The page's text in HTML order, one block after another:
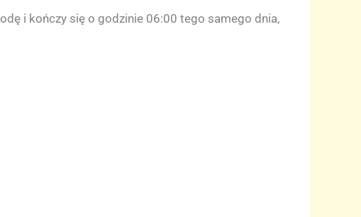
i kończy się o godzinie 06:00 tego samego dnia,